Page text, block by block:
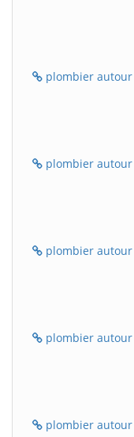
plombier
plombier
plombier
plombier
plombier